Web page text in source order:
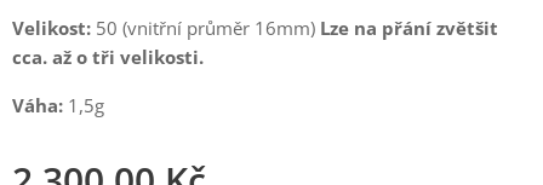
Velikost: 50 (vnitřní průměr 16mm) Lze na přání zvětšit
cca. až o tři velikosti.
Váha: 1,5g